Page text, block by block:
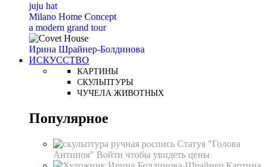
juju hat
Milano Home Concept
a modern grand tour
Ирина Шрайнер-Болдинова
ИСКУССТВО
КАРТИНЫ
СКУЛЬПТУРЫ
ЧУЧЕЛА ЖИВОТНЫХ
Популярное
Статуя "Голова
Антиноя" Войти чтобы увидеть цены